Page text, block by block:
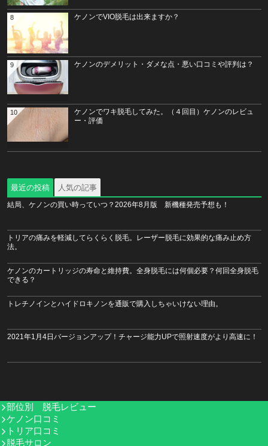
ケノンでVIO脱毛は出来ますか？
8
ケノンのデメリット・ダメな点・悪い口コミや評判は？
9
ケノンでワキ脱毛してみた。（４回目）ケノンのレビュ
ー・評価
10
最近の投稿 人気の記事
結局、ケノンの買い時っていつ？2026年8月版 新機種発売予想も！
トリアの痛みを軽減してらくらく脱毛。レーザー脱毛に効果的な痛み止め方
法。
ケノンのカートリッジの寿命と維持費。全身脱毛には何個必要？何回全身脱毛
できる？
トレチノインとハイドロキノンを通販で購入しちゃいけない理由。
2021年1月4日バージョンアップ！チャージ能力UPで照射速度がより高速に！
部位別 脱毛レビュー
ケノン口コミ
トリア口コミ
脱毛サロン